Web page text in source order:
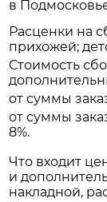
в
Расценки на
прихожей;
Стоимость
от суммы
от суммы
8%.
Что входит
и
накладной,